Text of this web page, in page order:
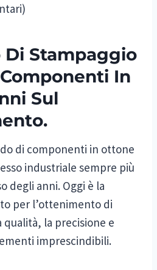
Di Stampaggio
In
Sul
di componenti in ottone
industriale sempre più
degli anni. Oggi è la
per l’ottenimento di
la precisione e
imprescindibili.